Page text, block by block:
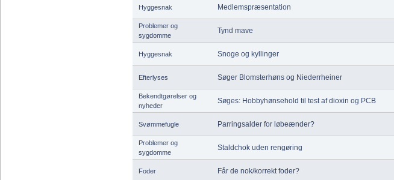
Hyggesnak Medlemspræsentation
Problemer og
sygdomme
Tynd mave
Hyggesnak Snoge og kyllinger
Efterlyses Søger Blomsterhøns og Niederrheiner
Bekendtgørelser og
nyheder
Søges: Hobbyhønsehold til test af dioxin og PCB
Svømmefugle Parringsalder for løbeænder?
Problemer og
sygdomme
Staldchok uden rengøring
Foder Får de nok/korrekt foder?